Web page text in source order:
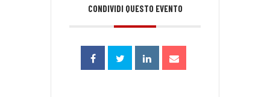
CONDIVIDI QUESTO EVENTO